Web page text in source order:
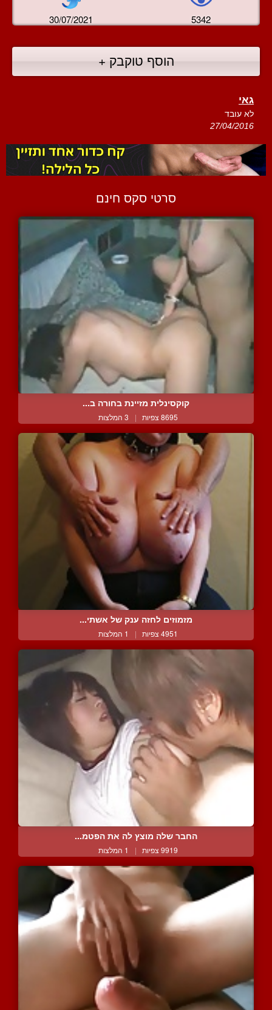
30/07/2021 5342
הוסף טוקבק +
גאי
לא עובד
27/04/2016
סרטי סקס חינם
קוקסינלית מזיינת בחורה ב...
8695 צפיות | 3 המלצות
מזמוזים לחזה ענק של אשתי...
4951 צפיות | 1 המלצות
החבר שלה מוצץ לה את הפטמ...
9919 צפיות | 1 המלצות